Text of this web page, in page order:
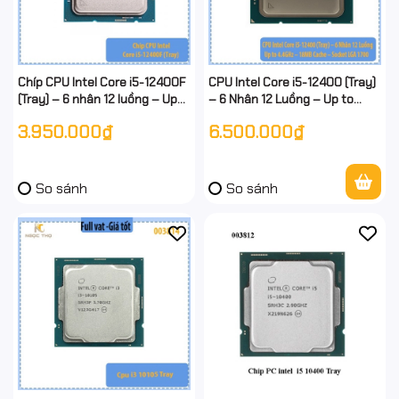
Chíp CPU Intel Core i5-12400F
(Tray) – 6 nhân 12 luồng – Up
Socket 1700
3.950.000₫
So sánh
CPU Intel Core i5-12400 (Tray)
– 6 Nhân 12 Luồng – Up to
Socket LGA 1700 – Full VAT
6.500.000₫
So sánh